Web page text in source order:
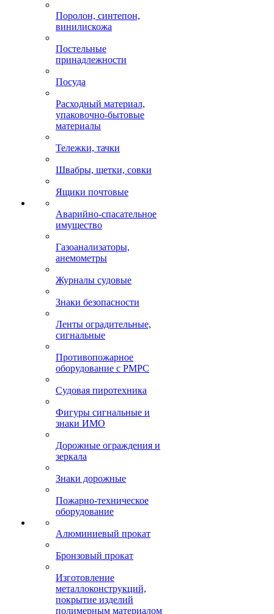
Поролон, синтепон,
винилискожа
Постельные
принадлежности
Посуда
Расходный материал,
упаковочно-бытовые
материалы
Тележки, тачки
Швабры, щетки, совки
Ящики почтовые
Аварийно-спасательное
имущество
Газоанализаторы,
анемометры
Журналы судовые
Знаки безопасности
Ленты оградительные,
сигнальные
Противопожарное
оборудование с РМРС
Судовая пиротехника
Фигуры сигнальные и
знаки ИМО
Дорожные ограждения и
зеркала
Знаки дорожные
Пожарно-техническое
оборудование
Алюминиевый прокат
Бронзовый прокат
Изготовление
металлоконструкций,
покрытие изделий
полимерным материалом